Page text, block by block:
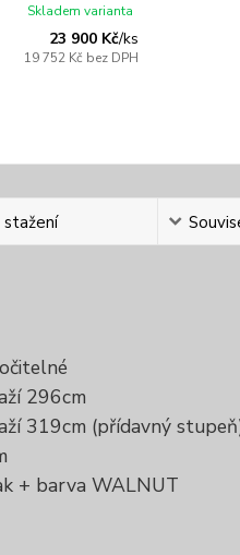
23 900 Kč/ks
19 752 Kč bez DPH
Skladem varianta
stažení
296cm
319cm (přídavný
+ barva WALNUT